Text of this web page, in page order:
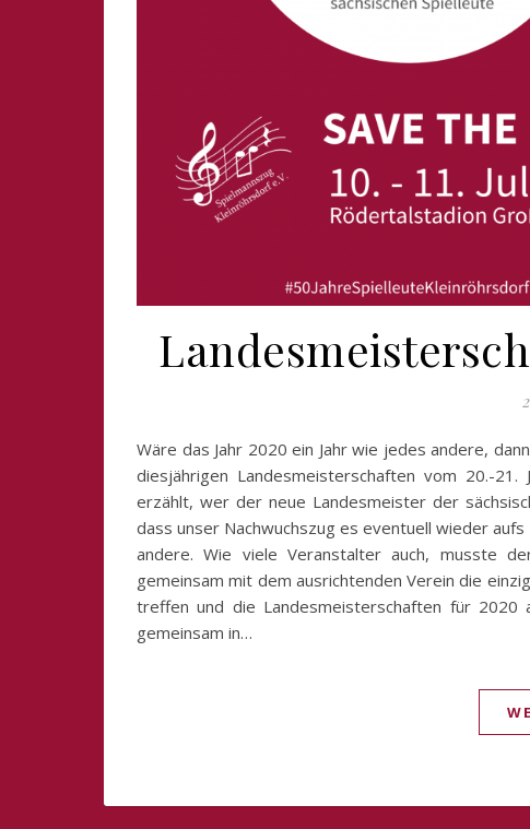
Wäre das Jahr 2020 ein Jahr wie jedes andere,
diesjährigen Landesmeisterschaften vom 20.-
erzählt, wer der neue Landesmeister der
dass unser Nachwuchszug es eventuell wieder
andere. Wie viele Veranstalter auch, musste
gemeinsam mit dem ausrichtenden Verein die
treffen und die Landesmeisterschaften für 2020
gemeinsam in…